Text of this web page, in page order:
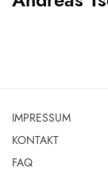
IMPRESSUM
KONTAKT
FAQ